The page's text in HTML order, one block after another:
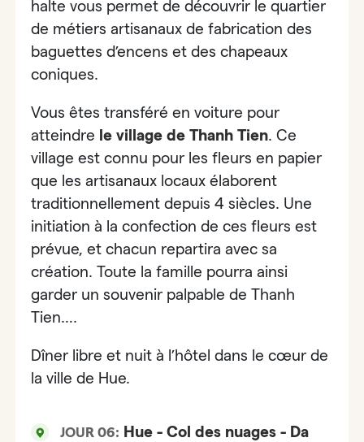
halte vous permet de découvrir lequartier
de métiers artisanaux de fabrication des
baguettes d’encens et des chapeaux
coniques.
Vous êtes transféré en voiture pour
atteindre le village de Thanh Tien.Ce
village est connu pour les fleurs en papier
que les artisanaux locaux élaborent
traditionnellement depuis 4 siècles. Une
initiationà la confection de ces fleurs est
prévue, et chacun repartira avec sa
création. Toute la famille pourra ainsi
garder un souvenir palpable de Thanh
Tien….
Dîner libre et nuit à l’hôtel dans le cœur de
la ville de Hue.
JOUR 06: Hue - Col des nuages - Da